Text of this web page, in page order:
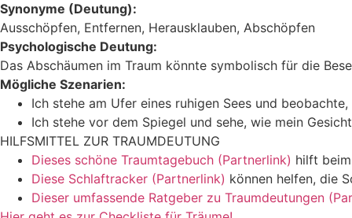
Synonyme (Deutung):
Ausschöpfen, Entfernen, Herausklauben, Abschöpfen
Psychologische Deutung:
Das Abschäumen im Traum könnte symbolisch für die
Mögliche Szenarien:
Ich stehe am Ufer eines ruhigen Sees und
Ich stehe vor dem Spiegel und sehe, wie mein
HILFSMITTEL ZUR TRAUMDEUTUNG
Dieses schöne Traumtagebuch (Partnerlink) hilft
Diese Schlaftracker (Partnerlink) können helfen, die
Dieser umfassende Ratgeber zu Traumdeutungen